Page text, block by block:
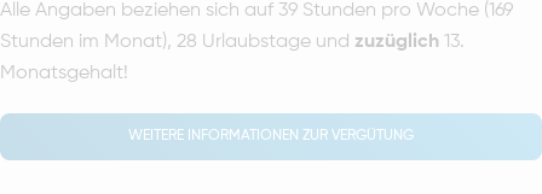
Alle Angaben beziehen sich auf 39 Stunden pro Woche (169
Stunden im Monat), 28 Urlaubstage und zuzüglich 13.
Monatsgehalt!
WEITERE INFORMATIONEN ZUR VERGÜTUNG